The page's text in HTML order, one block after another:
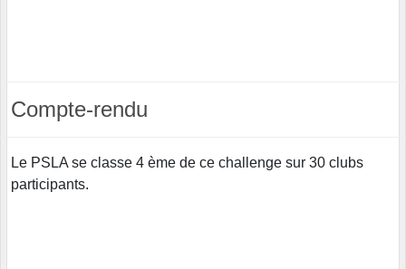
Compte-rendu
Le PSLA se classe 4 ème de ce challenge sur 30 clubs
participants.